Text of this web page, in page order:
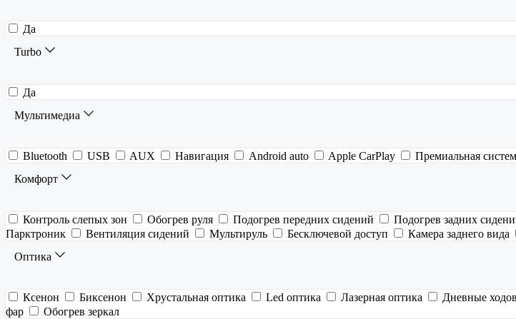
Да
Turbo
Да
Мультимедиа
Bluetooth USB AUX Навигация Android auto Apple CarPlay
Премиальная
Комфорт
Контроль слепых зон Обогрев руля Подогрев передних сидений Подогрев задних
Парктроник
Вентиляция сидений Мультируль Бесключевой доступ Камера заднего вида
Оптика
Ксенон Биксенон Хрустальная оптика Led оптика Лазерная оптика Дневные
фар
Обогрев зеркал